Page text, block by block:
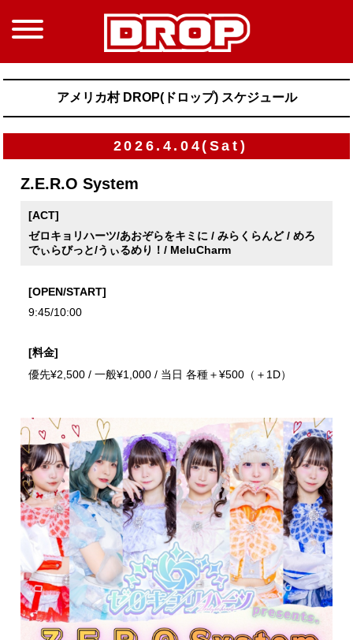
アメリカ村 DROP(ドロップ) スケジュール
2026.4.04(Sat)
Z.E.R.O System
[ACT]
ゼロキョリハーツ/あおぞらをキミに / みらくらんど / めろ
でぃらびっと/うぃるめり！/ MeluCharm
[OPEN/START]
9:45/10:00
[料金]
優先¥2,500 / 一般¥1,000 / 当日 各種＋¥500（＋1D）